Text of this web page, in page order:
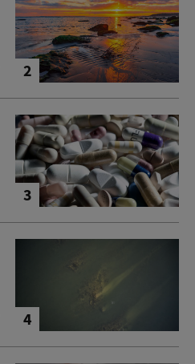
2
3
4